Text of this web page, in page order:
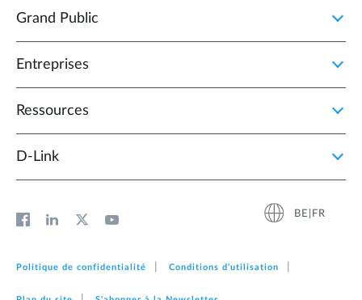
Grand Public
Entreprises
Ressources
D‑Link
BE|FR
Politique de confidentialité Conditions d'utilisation